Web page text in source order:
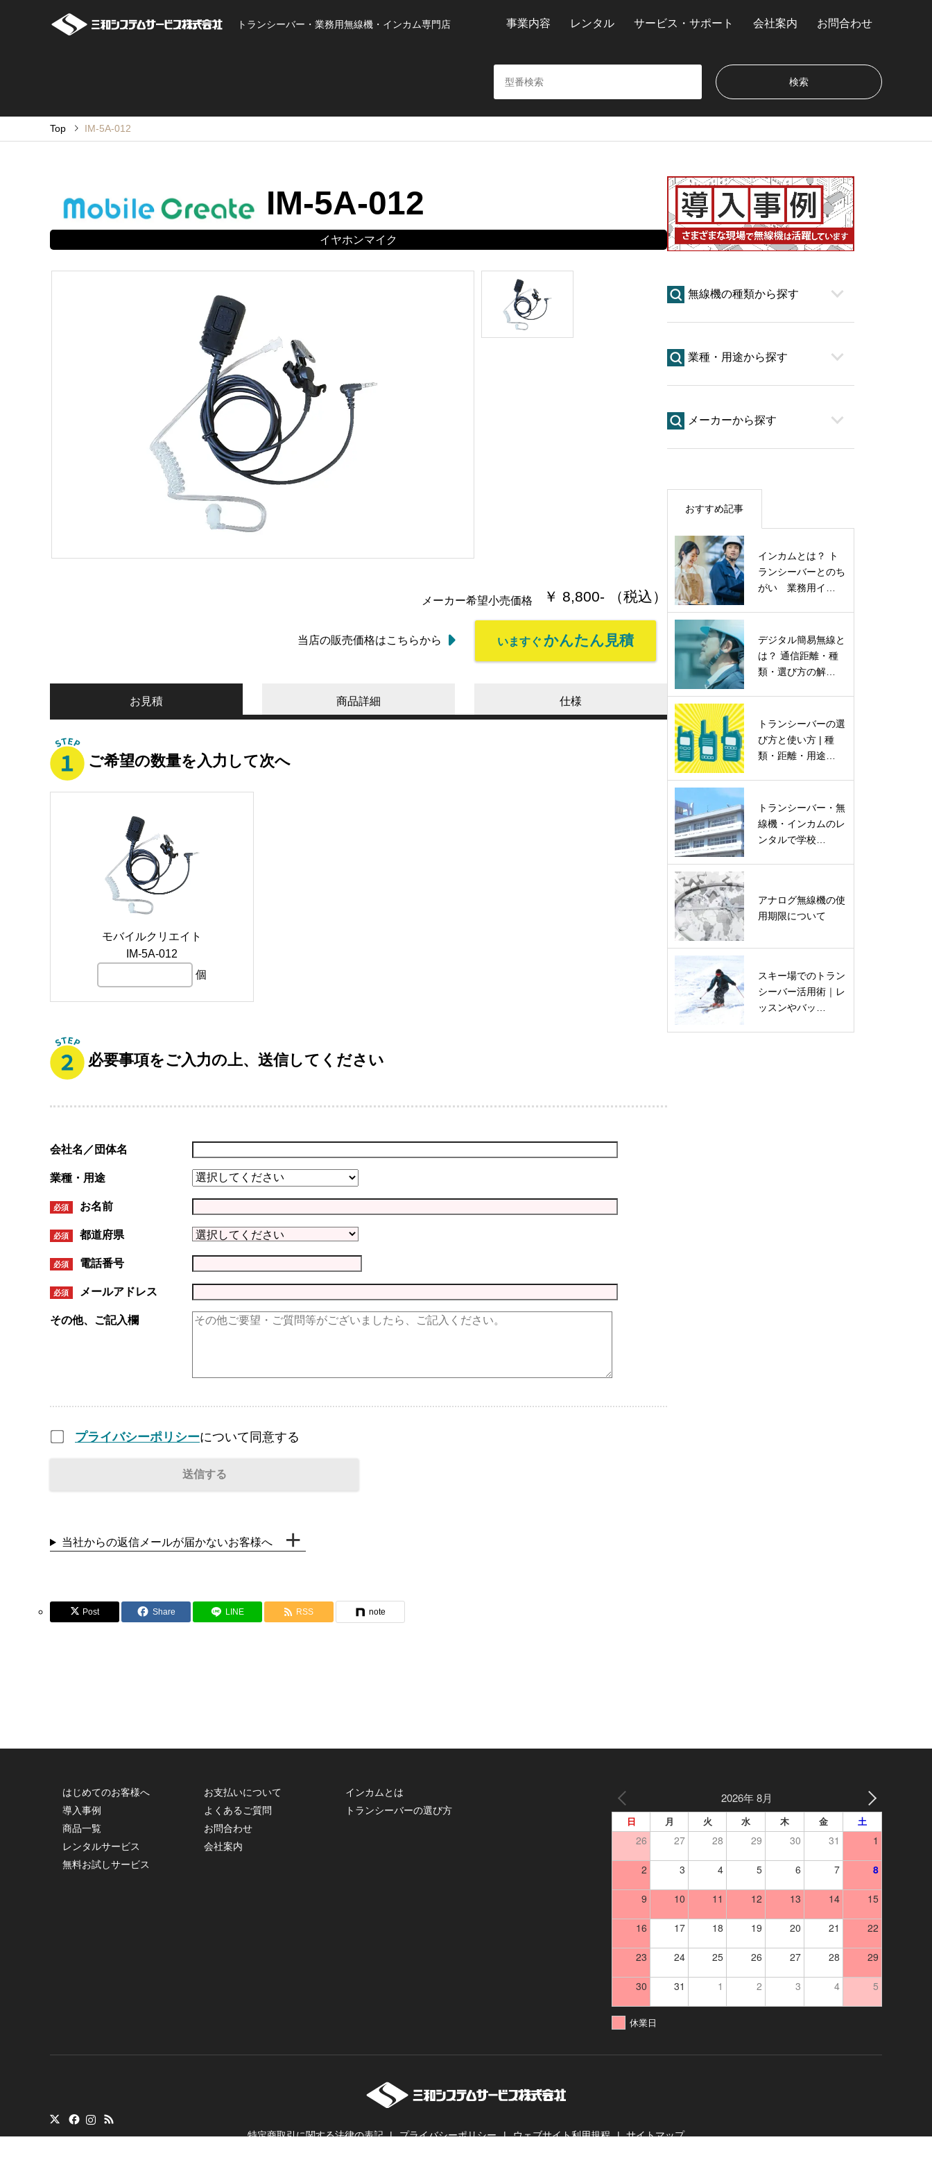
トランシーバー・業務用無線機・インカム専門店 事業内容 レンタル サービス・サポート 会社案内 お問合わせ
Top IM-5A-012
IM-5A-012
イヤホンマイク
メーカー希望小売価格 ￥ 8,800- （税込）
当店の販売価格はこちらから いますぐ かんたん見積
お見積 商品詳細 仕様
ご希望の数量を入力して次へ
モバイルクリエイト
IM-5A-012
個
必要事項をご入力の上、送信してください
会社名／団体名
業種・用途
必須 お名前
必須 都道府県
必須 電話番号
必須 メールアドレス
その他、ご記入欄
プライバシーポリシーについて同意する
当社からの返信メールが届かないお客様へ
Post Share LINE RSS note
無線機の種類から探す
業種・用途から探す
メーカーから探す
おすすめ記事
インカムとは？ ト
ランシーバーとのち
がい 業務用イ…
デジタル簡易無線と
は？ 通信距離・種
類・選び方の解…
トランシーバーの選
び方と使い方 | 種
類・距離・用途…
トランシーバー・無
線機・インカムのレ
ンタルで学校…
アナログ無線機の使
用期限について
スキー場でのトラン
シーバー活用術｜レ
ッスンやバッ…
はじめてのお客様へ
導入事例
商品一覧
レンタルサービス
無料お試しサービス
お支払いについて
よくあるご質問
お問合わせ
会社案内
インカムとは
トランシーバーの選び方
2026年 8月
日 月 火 水 木 金 土
26 27 28 29 30 31 1
2 3 4 5 6 7 8
9 10 11 12 13 14 15
16 17 18 19 20 21 22
23 24 25 26 27 28 29
30 31 1 2 3 4 5
休業日
特定商取引に関する法律の表記 プライバシーポリシー ウェブサイト利用規程 サイトマップ